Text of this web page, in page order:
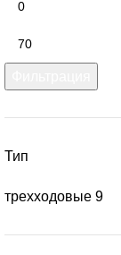
Тип
трехходовые 9